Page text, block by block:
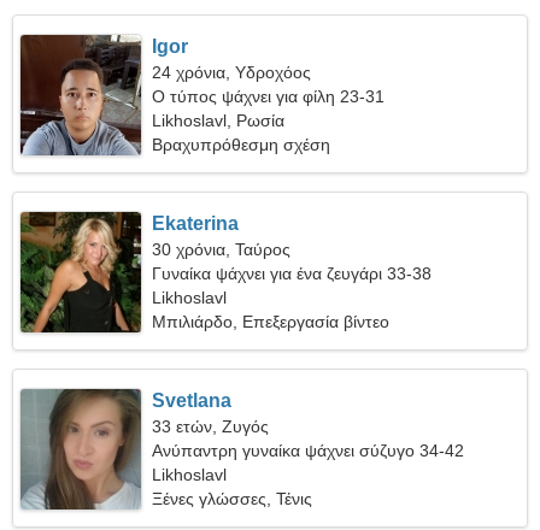
Igor
24 χρόνια, Υδροχόος
Ο τύπος ψάχνει για φίλη 23-31
Likhoslavl, Ρωσία
Βραχυπρόθεσμη σχέση
Ekaterina
30 χρόνια, Ταύρος
Γυναίκα ψάχνει για ένα ζευγάρι 33-38
Likhoslavl
Μπιλιάρδο, Επεξεργασία βίντεο
Svetlana
33 ετών, Ζυγός
Ανύπαντρη γυναίκα ψάχνει σύζυγο 34-42
Likhoslavl
Ξένες γλώσσες, Τένις